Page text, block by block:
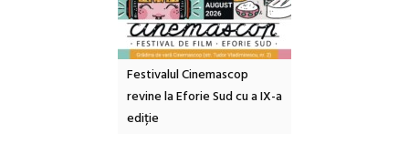
Festivalul Cinemascop
revine la Eforie Sud cu a IX-a
ediție